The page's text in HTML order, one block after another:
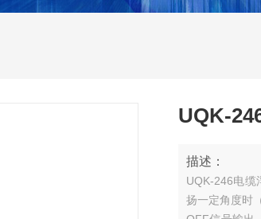
UQK-
描述：
UQK-246电缆
扬一定角度时